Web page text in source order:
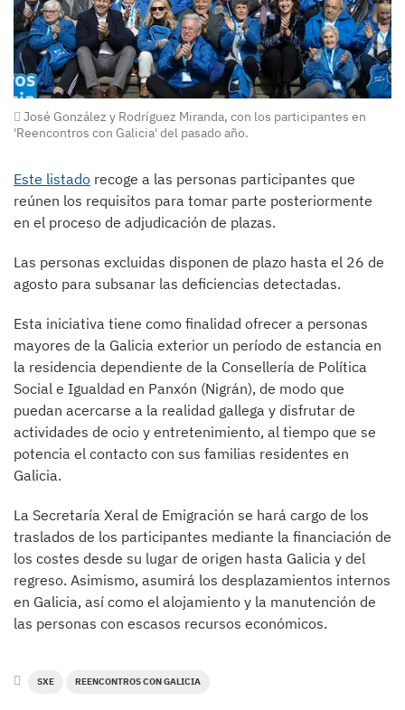
José González y Rodríguez Miranda, con los participantes en
'Reencontros con Galicia' del pasado año.
Este listado recoge a las personas participantes que
reúnen los requisitos para tomar parte posteriormente
en el proceso de adjudicación de plazas.
Las personas excluidas disponen de plazo hasta el 26 de
agosto para subsanar las deficiencias detectadas.
Esta iniciativa tiene como finalidad ofrecer a personas
mayores de la Galicia exterior un período de estancia en
la residencia dependiente de la Consellería de Política
Social e Igualdad en Panxón (Nigrán), de modo que
puedan acercarse a la realidad gallega y disfrutar de
actividades de ocio y entretenimiento, al tiempo que se
potencia el contacto con sus familias residentes en
Galicia.
La Secretaría Xeral de Emigración se hará cargo de los
traslados de los participantes mediante la financiación de
los costes desde su lugar de origen hasta Galicia y del
regreso. Asimismo, asumirá los desplazamientos internos
en Galicia, así como el alojamiento y la manutención de
las personas con escasos recursos económicos.
SXE REENCONTROS CON GALICIA